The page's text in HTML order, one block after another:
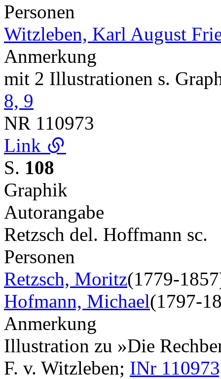
Personen
Witzleben, Karl August
Anmerkung
mit 2 Illustrationen s.
8, 9
NR 110973
Link
S. 108
Graphik
Autorangabe
Retzsch del. Hoffmann sc.
Personen
Retzsch, Moritz(1779-
Hofmann, Michael(1797-
Anmerkung
Illustration zu »Die
F. v. Witzleben; INr